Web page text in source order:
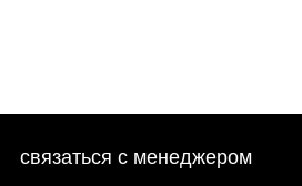
связаться с менеджером